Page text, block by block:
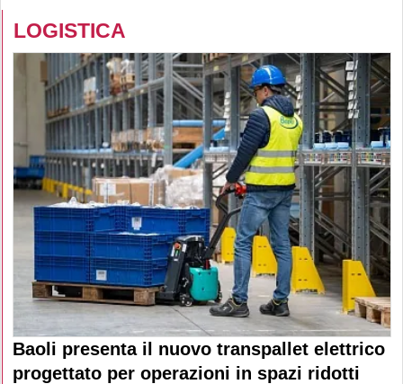
LOGISTICA
Baoli presenta il nuovo transpallet elettrico
progettato per operazioni in spazi ridotti